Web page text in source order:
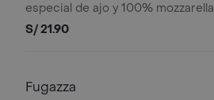
especial de ajo y 100% mozzarella
S/ 21.90
Fugazza